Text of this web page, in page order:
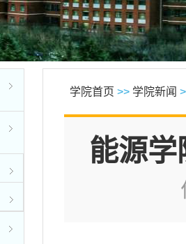
学院首页 >> 学院新闻
能源学